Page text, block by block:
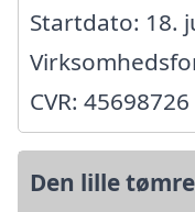
Startdato: 18.
CVR: 45698726
Den lille